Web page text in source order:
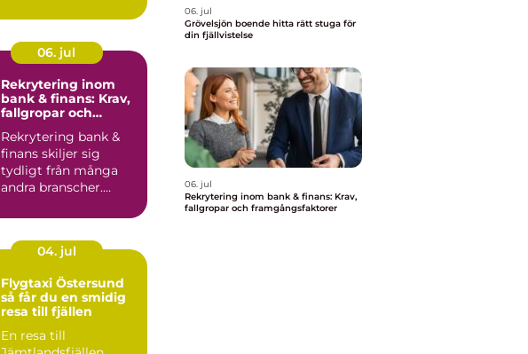
06. jul
Rekrytering inom
bank & finans: Krav,
fallgropar och
Rekrytering bank &
finans skiljer sig
tydligt från många
andra branscher.
04. jul
Flygtaxi Östersund
så får du en smidig
resa till fjällen
En resa till
06. jul
Grövelsjön boende hitta rätt stuga för
din fjällvistelse
06. jul
Rekrytering inom bank & finans: Krav,
fallgropar och framgångsfaktorer